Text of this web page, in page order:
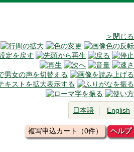
＞閉じる
日本語 English
複写申込カート（0件） ヘルプ